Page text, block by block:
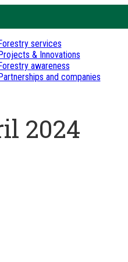
services
& Innovations
awareness
and companies
2024